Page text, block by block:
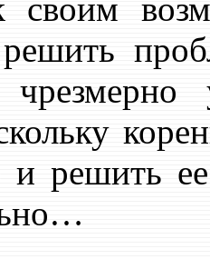
своим
решить
и решить